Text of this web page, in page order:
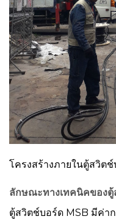
โครงสร้างภายในตู้สวิตช์
ลักษณะทางเทคนิคของ
ตู้สวิตช์บอร์ด MSB มีค่า